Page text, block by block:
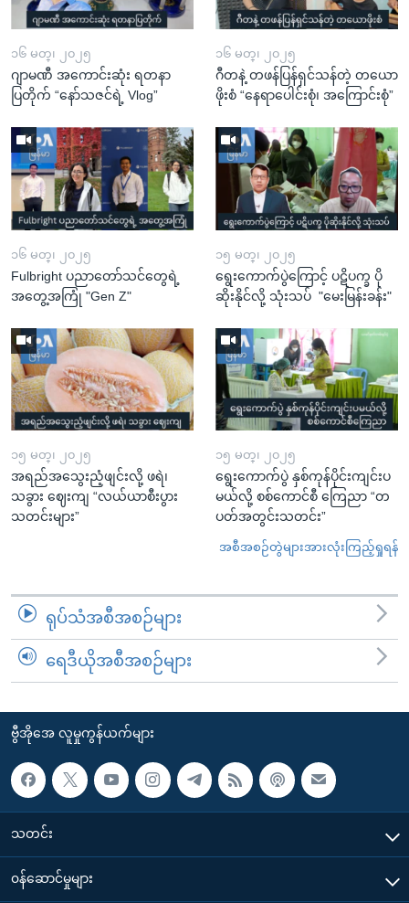
၁၆ မတ္၊ ၂၀၂၅
ဂျာမဏီ အကောင်းဆုံး ရတနာ
ပြတိုက် “နော်သဇင်ရဲ့ Vlog”
၁၆ မတ္၊ ၂၀၂၅
ဂီတနဲ့ တဖန်ပြန်ရှင်သန်တဲ့ တယော
ဖိုးစံ “နေရာပေါင်းစုံ၊ အကြောင်းစုံ”
၁၆ မတ္၊ ၂၀၂၅
Fulbright ပညာတော်သင်တွေရဲ့
အတွေ့အကြုံ "Gen Z"
၁၅ မတ္၊ ၂၀၂၅
ရွေးကောက်ပွဲကြောင့် ပဋိပက္ခ ပို
ဆိုးနိုင်လို့ သုံးသပ် "မေးမြန်းခန်း"
၁၅ မတ္၊ ၂၀၂၅
အရည်အသွေးညံ့ဖျင်းလို့ ဖရဲ၊
သခွား ဈေးကျ “လယ်ယာစီးပွား
သတင်းများ”
၁၅ မတ္၊ ၂၀၂၅
ရွေးကောက်ပွဲ နှစ်ကုန်ပိုင်းကျင်းပ
မယ်လို့ စစ်ကောင်စီ ကြေညာ “တ
ပတ်အတွင်းသတင်း”
အစီအစဉ်တွဲများအားလုံးကြည့်ရှုရန်
ရုပ်သံအစီအစဉ်များ
ရေဒီယိုအစီအစဉ်များ
ဗွီအိုအေ လူမှုကွန်ယက်များ
သတင်း
၀န်ဆောင်မှုများ